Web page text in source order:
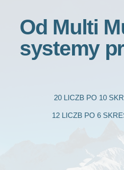
Od Multi
systemy
20 LICZB PO 10
12 LICZB PO 6